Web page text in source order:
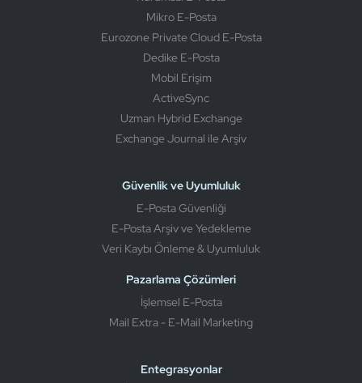
Mikro E-Posta
Eurozone Private Cloud E-Posta
Dedike E-Posta
Mobil Erişim
ActiveSync
Uzman Hybrid Exchange
Exchange Journal ile Arşiv
Güvenlik ve Uyumluluk
E-Posta Güvenliği
E-Posta Arşiv ve Yedekleme
Veri Kaybı Önleme & Uyumluluk
Pazarlama Çözümleri
İşlemsel E-Posta
Mail Extra - E-Mail Marketing
Entegrasyonlar